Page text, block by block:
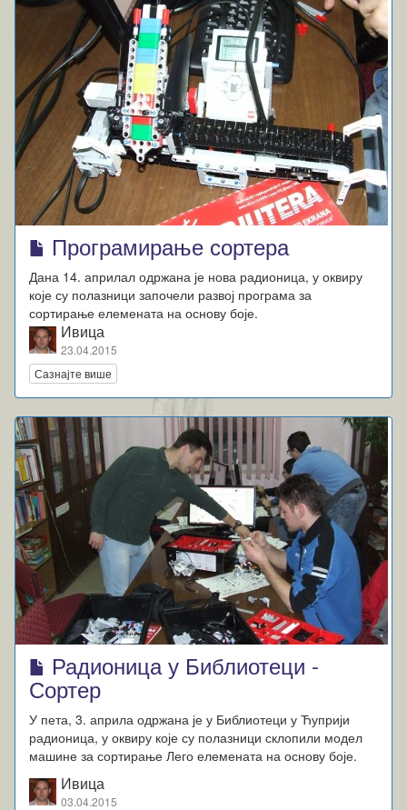
Програмирање сортера
Дана 14. априлал одржана је нова радионица, у оквиру
које су полазници започели развој програма за
сортирање елемената на основу боје.
Ивица
23.04.2015
Сазнајте више
Радионица у Библиотеци -
Сортер
У пета, 3. априла одржана је у Библиотеци у Ћуприји
радионица, у оквиру које су полазници склопили модел
машине за сортирање Лего елемената на основу боје.
Ивица
03.04.2015